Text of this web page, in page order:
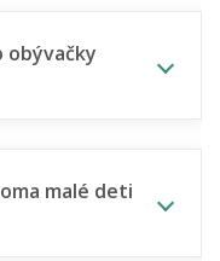
obývačky
malé deti